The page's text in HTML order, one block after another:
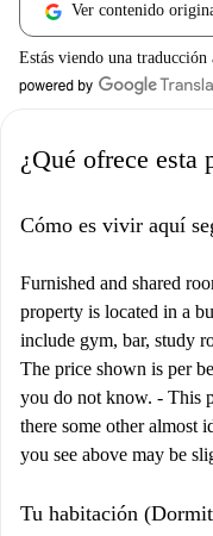
Ver contenido
Estás viendo una
¿Qué ofrece esta
Cómo es vivir aquí
Furnished and shared
property is located in a
include gym, bar, study
The price shown is per
you do not know. - This
there some other almost
you see above may be
Tu habitación